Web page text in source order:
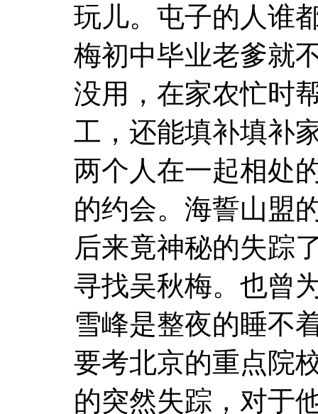
玩儿。屯子的人谁
梅初中毕业老爹就
没用，在家农忙时
工，还能填补填补
两个人在一起相处
的约会。海誓山盟
后来竟神秘的失踪
寻找吴秋梅。也曾
雪峰是整夜的睡不
要考北京的重点院
的突然失踪，对于